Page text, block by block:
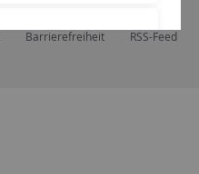
Barrierefreiheit RSS-Feed